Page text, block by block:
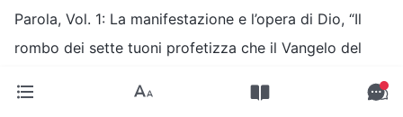
Parola, Vol. 1: La manifestazione e l’opera di Dio, “Il
rombo dei sette tuoni profetizza che il Vangelo del